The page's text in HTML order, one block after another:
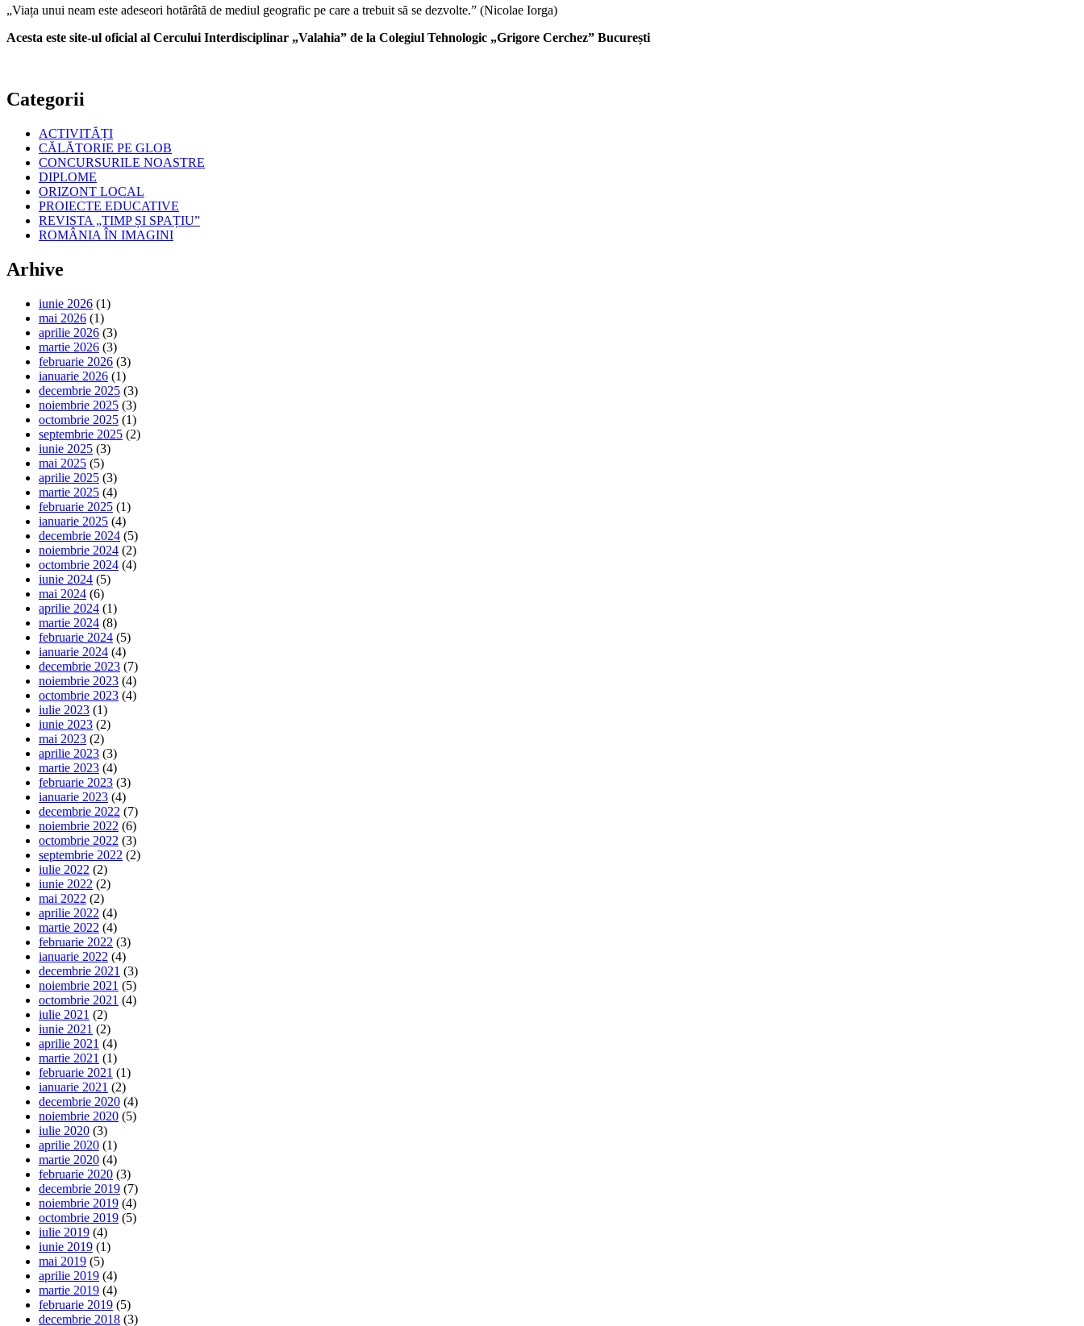
„Viața unui neam este adeseori hotărâtă de mediul geografic pe care a trebuit să se dezvolte.” (Nicolae Iorga)
Acesta este site-ul oficial al Cercului Interdisciplinar „Valahia” de la Colegiul Tehnologic „Grigore Cerchez” București
Categorii
ACTIVITĂȚI
CĂLĂTORIE PE GLOB
CONCURSURILE NOASTRE
DIPLOME
ORIZONT LOCAL
PROIECTE EDUCATIVE
REVISTA „TIMP ȘI SPAȚIU”
ROMÂNIA ÎN IMAGINI
Arhive
iunie 2026 (1)
mai 2026 (1)
aprilie 2026 (3)
martie 2026 (3)
februarie 2026 (3)
ianuarie 2026 (1)
decembrie 2025 (3)
noiembrie 2025 (3)
octombrie 2025 (1)
septembrie 2025 (2)
iunie 2025 (3)
mai 2025 (5)
aprilie 2025 (3)
martie 2025 (4)
februarie 2025 (1)
ianuarie 2025 (4)
decembrie 2024 (5)
noiembrie 2024 (2)
octombrie 2024 (4)
iunie 2024 (5)
mai 2024 (6)
aprilie 2024 (1)
martie 2024 (8)
februarie 2024 (5)
ianuarie 2024 (4)
decembrie 2023 (7)
noiembrie 2023 (4)
octombrie 2023 (4)
iulie 2023 (1)
iunie 2023 (2)
mai 2023 (2)
aprilie 2023 (3)
martie 2023 (4)
februarie 2023 (3)
ianuarie 2023 (4)
decembrie 2022 (7)
noiembrie 2022 (6)
octombrie 2022 (3)
septembrie 2022 (2)
iulie 2022 (2)
iunie 2022 (2)
mai 2022 (2)
aprilie 2022 (4)
martie 2022 (4)
februarie 2022 (3)
ianuarie 2022 (4)
decembrie 2021 (3)
noiembrie 2021 (5)
octombrie 2021 (4)
iulie 2021 (2)
iunie 2021 (2)
aprilie 2021 (4)
martie 2021 (1)
februarie 2021 (1)
ianuarie 2021 (2)
decembrie 2020 (4)
noiembrie 2020 (5)
iulie 2020 (3)
aprilie 2020 (1)
martie 2020 (4)
februarie 2020 (3)
decembrie 2019 (7)
noiembrie 2019 (4)
octombrie 2019 (5)
iulie 2019 (4)
iunie 2019 (1)
mai 2019 (5)
aprilie 2019 (4)
martie 2019 (4)
februarie 2019 (5)
decembrie 2018 (3)